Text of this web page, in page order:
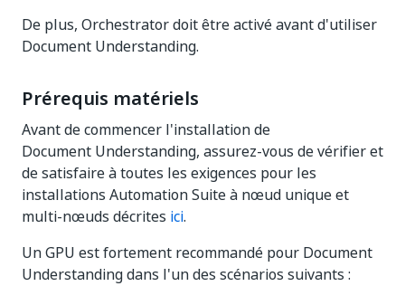
De plus, Orchestrator doit être activé avant d'utiliser
Document Understanding.
Prérequis matériels
Avant de commencer l'installation de
Document Understanding, assurez-vous de vérifier et
de satisfaire à toutes les exigences pour les
installations Automation Suite à nœud unique et
multi-nœuds décrites ici.
Un GPU est fortement recommandé pour Document
Understanding dans l'un des scénarios suivants :